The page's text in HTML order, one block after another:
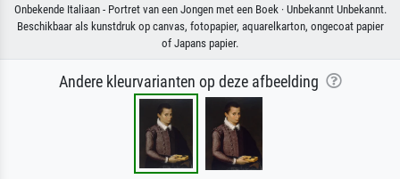
Onbekende Italiaan - Portret van een Jongen met een Boek · Unbekannt Unbekannt.
Beschikbaar als kunstdruk op canvas, fotopapier, aquarelkarton, ongecoat papier
of Japans papier.
Andere kleurvarianten op deze afbeelding